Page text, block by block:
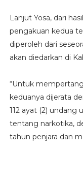
Lanjut Yosa, dari
pengakuan kedua
diperoleh dari
akan diedarkan di
“Untuk
keduanya dijerata
112 ayat (2) undang
tentang narkotika,
tahun penjara dan